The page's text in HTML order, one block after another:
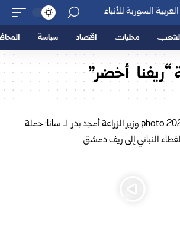
محليات اقتصاد سياسة
“ريفنا أخضر”